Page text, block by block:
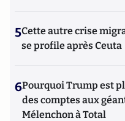
5Cette autre crise
se profile après Ceuta
6Pourquoi Trump est
des comptes aux
Mélenchon à Total